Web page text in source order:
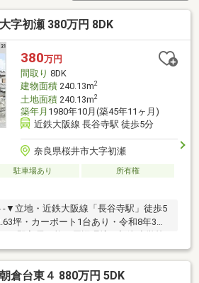
字初瀬 380万円 8DK
380万円
間取り 8DK
建物面積240.13m2
土地面積240.13m2
築年月 1980年10月(築45年11ヶ月)
近鉄大阪線 長谷寺駅 徒歩5分
奈良県桜井市大字初瀬
駐車場あり
所有権
-▼立地・近鉄大阪線「長谷寺駅」徒歩5
坪・カーポート1台あり・令和8年3月/
校まで約764ｍ◆当社では、ネットで他
同時に紹介・案内可能です。併せて内
名を担当者までお申し付け下さい。
倉台東４ 880万円 5DK